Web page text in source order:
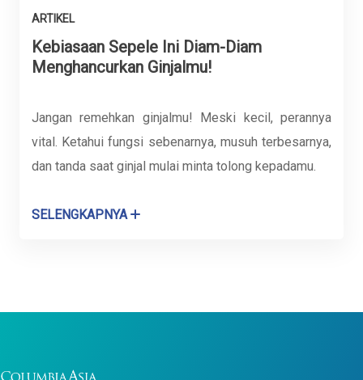
ARTIKEL
Kebiasaan Sepele Ini Diam-Diam
Menghancurkan Ginjalmu!
Jangan remehkan ginjalmu! Meski kecil, perannya
vital. Ketahui fungsi sebenarnya, musuh terbesarnya,
dan tanda saat ginjal mulai minta tolong kepadamu.
SELENGKAPNYA